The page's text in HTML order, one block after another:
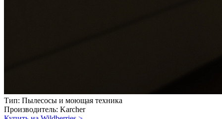
Тип: Пылесосы и моющая техника
Производитель: Karcher